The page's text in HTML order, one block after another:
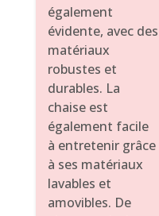
également
évidente, avec des
matériaux
robustes et
durables. La
chaise est
également facile
à entretenir grâce
à ses matériaux
lavables et
amovibles. De